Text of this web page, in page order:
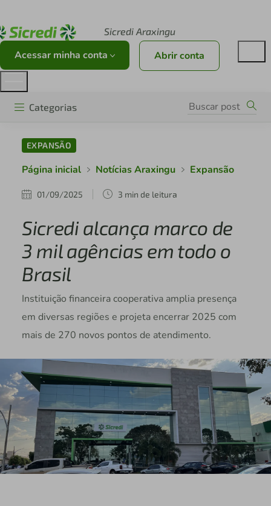
Sicredi Araxingu
Acessar minha conta Abrir conta
Categorias
EXPANSÃO
Página inicial Notícias Araxingu Expansão
01/09/2025 3 min de leitura
Sicredi alcança marco de
3 mil agências em todo o
Brasil
Instituição financeira cooperativa amplia presença
em diversas regiões e projeta encerrar 2025 com
mais de 270 novos pontos de atendimento.